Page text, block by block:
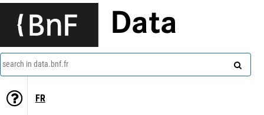
Data
search in data.bnf.fr
FR